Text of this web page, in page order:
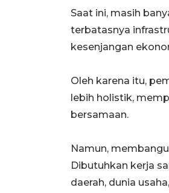
Saat ini, masih
terbatasnya
kesenjangan
Oleh karena itu,
lebih holistik,
bersamaan.
Namun,
Dibutuhkan kerja
daerah, dunia